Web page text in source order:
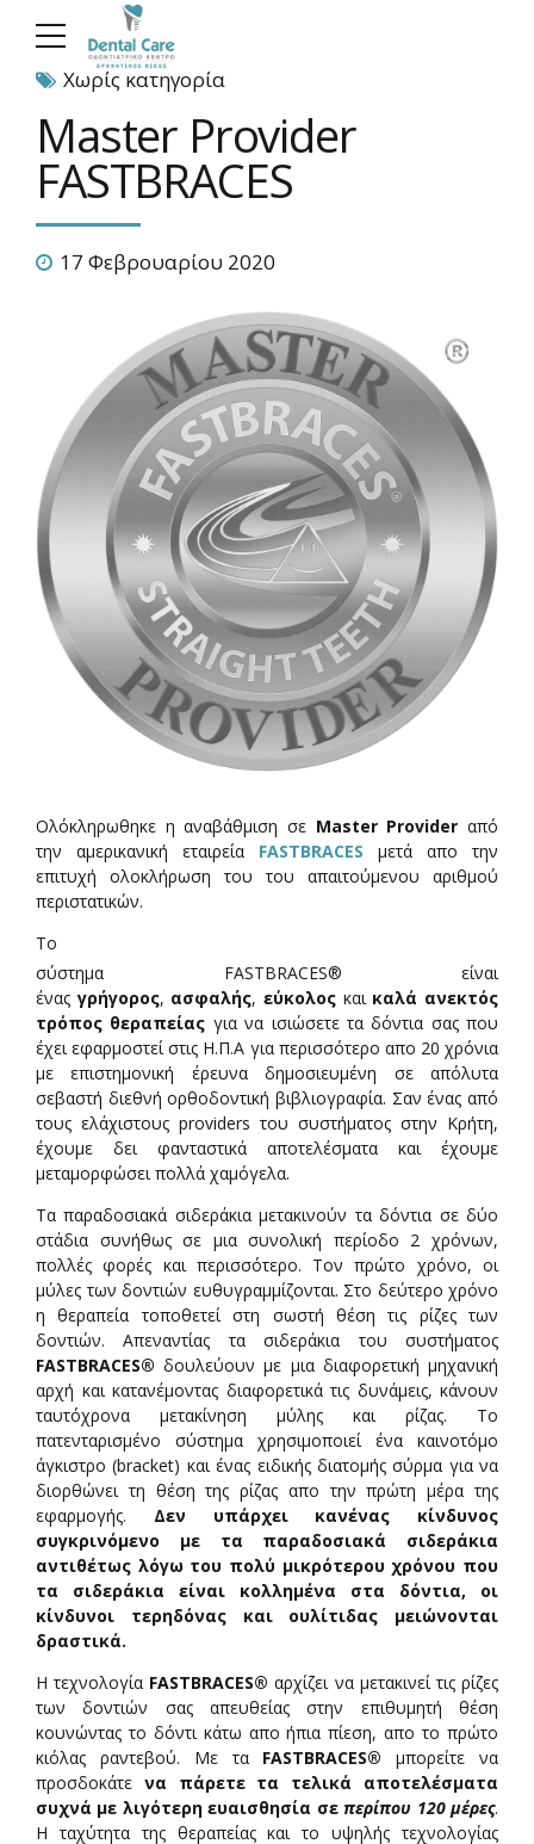
Χωρίς κατηγορία
Master Provider
FASTBRACES
17 Φεβρουαρίου 2020
Ολόκληρωθηκε η αναβάθμιση σε Master Provider από
την αμερικανική εταιρεία FASTBRACES
μετά απο την
επιτυχή ολοκλήρωση του του απαιτούμενου αριθμού
περιστατικών.
Το
σύστημα FASTBRACES® είναι
ένας γρήγορος, ασφαλής,εύκολος και καλά ανεκτός
τρόπος θεραπείας για να ισιώσετε τα δόντια σας που
έχει εφαρμοστεί στις Η.Π.Α για περισσότερο απο 20 χρόνια
με επιστημονική έρευνα δημοσιευμένη σε απόλυτα
σεβαστή διεθνή ορθοδοντική βιβλιογραφία. Σαν ένας από
τους ελάχιστους providers του συστήματος στην Κρήτη,
έχουμε δει φανταστικά αποτελέσματα και έχουμε
μεταμορφώσει πολλά χαμόγελα.
Τα παραδοσιακά σιδεράκια μετακινούν τα δόντια σε δύο
στάδια συνήθως σε μια συνολική περίοδο 2 χρόνων,
πολλές φορές και περισσότερο. Τον πρώτο χρόνο, οι
μύλες των δοντιών ευθυγραμμίζονται. Στο δεύτερο χρόνο
η θεραπεία τοποθετεί στη σωστή θέση τις ρίζες των
δοντιών. Απεναντίας τα σιδεράκια του συστήματος
FASTBRACES®δουλεύουν με μια διαφορετική μηχανική
αρχή και κατανέμοντας διαφορετικά τις δυνάμεις, κάνουν
ταυτόχρονα μετακίνηση μύλης και ρίζας. Το
πατενταρισμένο σύστημα χρησιμοποιεί ένα καινοτόμο
άγκιστρο (bracket) και ένας ειδικής διατομής σύρμα για να
διορθώνει τη θέση της ρίζας απο την πρώτη μέρα της
εφαρμογής. Δεν υπάρχει κανένας κίνδυνος
συγκρινόμενο με τα παραδοσιακά σιδεράκια
αντιθέτως λόγω του πολύ μικρότερου χρόνου που
τα σιδεράκια είναι κολλημένα στα δόντια, οι
κίνδυνοι τερηδόνας και ουλίτιδας μειώνονται
δραστικά.
Η τεχνολογία FASTBRACES®αρχίζει να μετακινεί τις ρίζες
των δοντιών σας απευθείας στην επιθυμητή θέση
κουνώντας το δόντι κάτω απο ήπια πίεση, απο το πρώτο
κιόλας ραντεβού. Με τα FASTBRACES®μπορείτε να
προσδοκάτε να πάρετε τα τελικά αποτελέσματα
συχνά με λιγότερη ευαισθησία σεπερίπου 120 μέρες.
Η ταχύτητα της θεραπείας και το υψηλής τεχνολογίας